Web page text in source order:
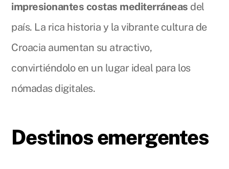
impresionantes costas mediterráneas del
país. La rica historia y la vibrante cultura de
Croacia aumentan su atractivo,
convirtiéndolo en un lugar ideal para los
nómadas digitales.
Destinos emergentes